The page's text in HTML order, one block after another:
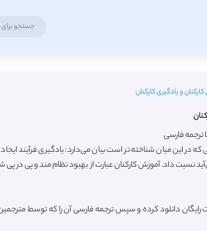
و یادگیری کارکنان
این میان شناخته تر است بیان می‌دارد: یادگیری فرآیند ایجاد
نسبت داد. آموزش کارکنان عبارت از بهبود نظام مند و پی در پی
رایگان دانلود کرده و سپس ترجمه فارسی آن را که توسط